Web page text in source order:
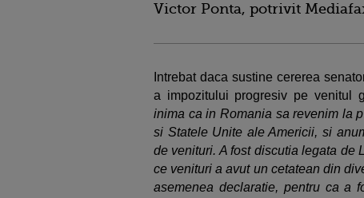
Victor Ponta, potrivit
Intrebat daca sustine cererea
a impozitului progresiv pe venitul
inima ca in Romania sa revenim la
si Statele Unite ale Americii, si
de venituri. A fost discutia legata de
ce venituri a avut un cetatean din
asemenea declaratie, pentru ca a